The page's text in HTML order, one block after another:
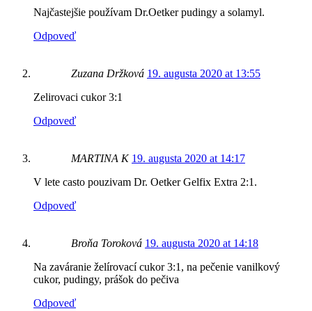
Najčastejšie používam Dr.Oetker pudingy a solamyl.
Odpoveď
Zuzana Držková 19. augusta 2020 at 13:55
Zelirovaci cukor 3:1
Odpoveď
MARTINA K 19. augusta 2020 at 14:17
V lete casto pouzivam Dr. Oetker Gelfix Extra 2:1.
Odpoveď
Broňa Toroková 19. augusta 2020 at 14:18
Na zaváranie želírovací cukor 3:1, na pečenie vanilkový
cukor, pudingy, prášok do pečiva
Odpoveď